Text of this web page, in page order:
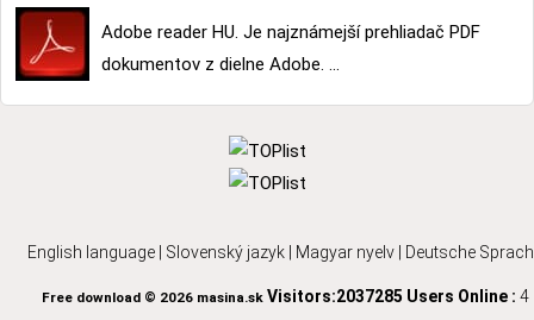
Adobe reader HU. Je najznámejší prehliadač PDF
dokumentov z dielne Adobe. ...
English language Slovenský jazyk Magyar nyelv Deutsche
Free download © 2026 masina.skVisitors:2037285 Users Online : 4